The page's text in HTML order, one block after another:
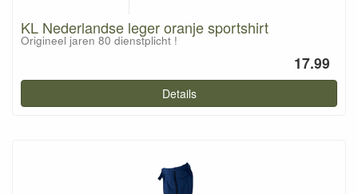
KL Nederlandse leger oranje sportshirt
Origineel jaren 80 dienstplicht !
17.99
Details